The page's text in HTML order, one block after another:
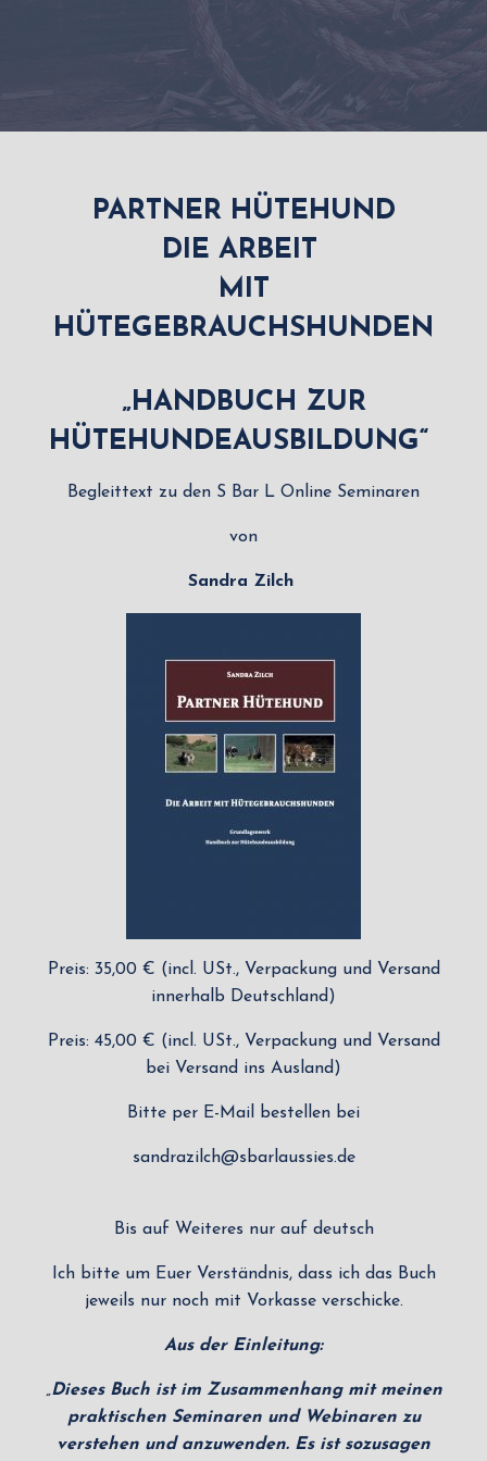
PARTNER HÜTEHUND
DIE ARBEIT
MIT
HÜTEGEBRAUCHSHUNDEN
„HANDBUCH ZUR
HÜTEHUNDEAUSBILDUNG“
Begleittext zu den S Bar L Online Seminaren
von
Sandra Zilch
Preis: 35,00 € (incl. USt., Verpackung und Versand
innerhalb Deutschland)
Preis: 45,00 € (incl. USt., Verpackung und Versand
bei Versand ins Ausland)
Bitte per E-Mail bestellen bei
sandrazilch@sbarlaussies.de
Bis auf Weiteres nur auf deutsch
Ich bitte um Euer Verständnis, dass ich das Buch
jeweils nur noch mit Vorkasse verschicke.
Aus der Einleitung:
„Dieses Buch ist im Zusammenhang mit meinen
praktischen Seminaren und Webinaren zu
verstehen und anzuwenden. Es ist sozusagen